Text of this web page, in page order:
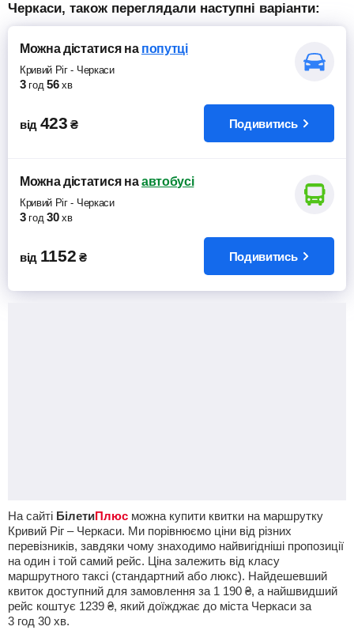
Черкаси, також переглядали наступні варіанти:
Можна дістатисяна попутці
Кривий Ріг- Черкаси
3 год 56 хв
від 423 ₴ Подивитись
Можна дістатисяна автобусі
Кривий Ріг- Черкаси
3 год 30 хв
від 1152 ₴ Подивитись
На сайті БілетиПлюс можна купити квитки на маршрутку
Кривий Ріг – Черкаси. Ми порівнюємо ціни від різних
перевізників, завдяки чому знаходимо найвигідніші пропозиції
на один і той самий рейс. Ціна залежить від класу
маршрутного таксі (стандартний або люкс). Найдешевший
квиток доступний для замовлення за 1 190 ₴, а найшвидший
рейс коштує 1239 ₴, який доїжджає до міста Черкаси за
3 год 30 хв.